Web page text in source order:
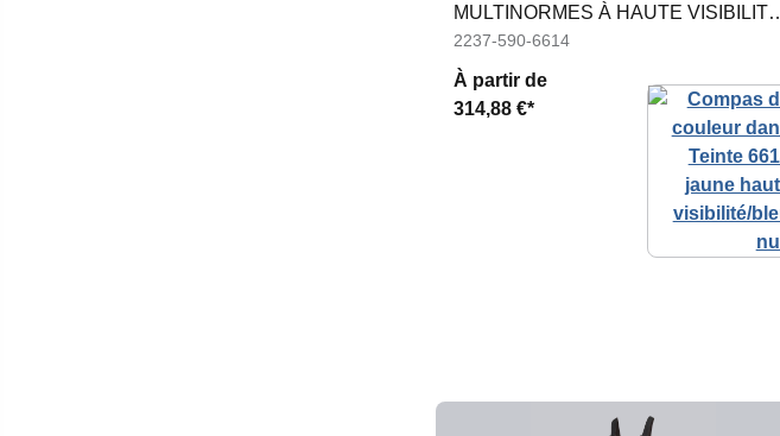
MULTINORMES À HAUTE VISIBILITÉ
APC2
2237-590-6614
À partir de
314,88 €*